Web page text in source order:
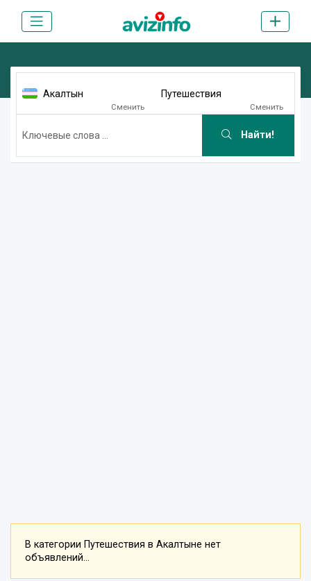
Акалтын
Сменить
Путешествия
Сменить
Найти!
В категории Путешествия в Акалтыне нет
объявлений...